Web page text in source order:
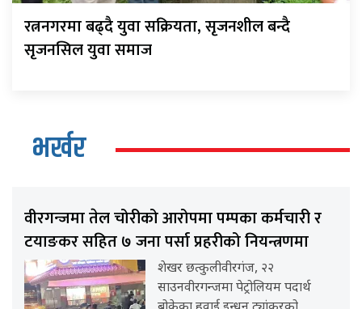
रत्ननगरमा बढ्दै युवा सक्रियता, सृजनशील बन्दै
सृजनसिल युवा समाज
भर्खर
वीरगन्जमा तेल चोरीको आरोपमा पम्पका कर्मचारी र
टयाङकर सहित ७ जना पर्सा प्रहरीको नियन्त्रणमा
शेखर छत्कुलीवीरगंज, २२
साउनवीरगन्जमा पेट्रोलियम पदार्थ